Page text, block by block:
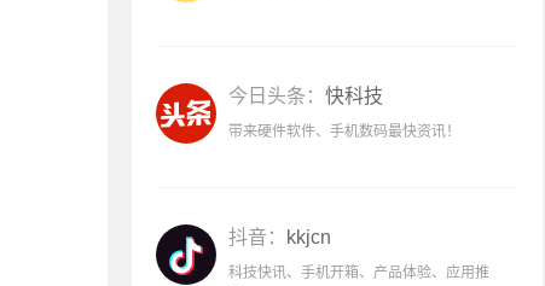
今日头条： 快科技
带来硬件软件、手机数码最快资讯！
抖音： kkjcn
科技快讯、手机开箱、产品体验、应用推